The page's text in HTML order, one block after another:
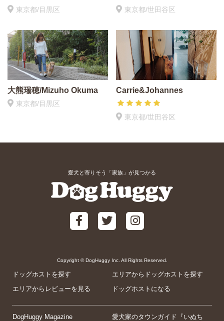
東京都/目黒区 東京都/世田谷区
大熊瑞穂/Mizuho Okuma
東京都/目黒区
Carrie&Johannes
東京都/世田谷区
愛犬と寄りそう「家族」が見つかる
Copyright © DogHuggy Inc. All Rights Reserved.
ドッグホストを探す
エリアからドッグホストを探す
エリアからレビューを見る
ドッグホストになる
DogHuggy Magazine 愛犬家のタウンガイド『いぬち